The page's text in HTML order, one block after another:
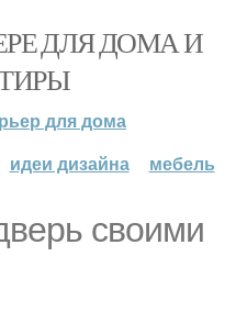
ДЛЯ ДОМА И
для дома
идеи дизайна мебель
своими